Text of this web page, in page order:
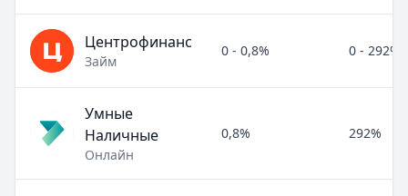
Центрофинанс
Займ
0 - 0,8% 0 - 292%
Умные
Наличные
Онлайн
0,8% 292%